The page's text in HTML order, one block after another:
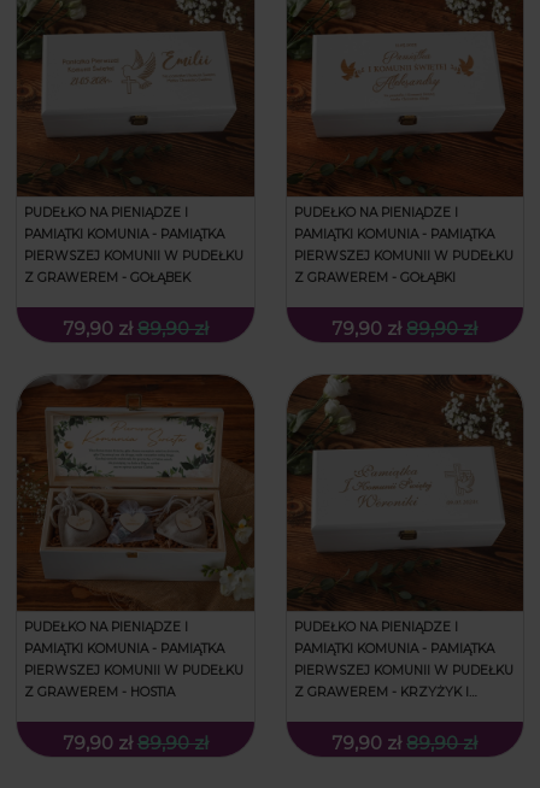
PUDEŁKO NA PIENIĄDZE I
PAMIĄTKI KOMUNIA - PAMIĄTKA
PIERWSZEJ KOMUNII W PUDEŁKU
Z GRAWEREM - GOŁĄBEK
79,90 zł 89,90 zł
PUDEŁKO NA PIENIĄDZE I
PAMIĄTKI KOMUNIA - PAMIĄTKA
PIERWSZEJ KOMUNII W PUDEŁKU
Z GRAWEREM - GOŁĄBKI
79,90 zł 89,90 zł
PUDEŁKO NA PIENIĄDZE I
PAMIĄTKI KOMUNIA - PAMIĄTKA
PIERWSZEJ KOMUNII W PUDEŁKU
Z GRAWEREM - HOSTIA
79,90 zł 89,90 zł
PUDEŁKO NA PIENIĄDZE I
PAMIĄTKI KOMUNIA - PAMIĄTKA
PIERWSZEJ KOMUNII W PUDEŁKU
Z GRAWEREM - KRZYŻYK I
79,90 zł 89,90 zł